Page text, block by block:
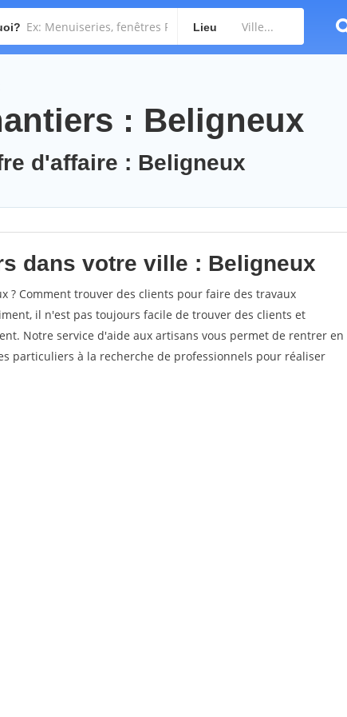
Lieu
: Beligneux
d'affaire : Beligneux
dans votre ville : Beligneux
? Comment trouver des clients pour faire des travaux
il n'est pas toujours facile de trouver des clients et
Notre service d'aide aux artisans vous permet de rentrer en
particuliers à la recherche de professionnels pour réaliser